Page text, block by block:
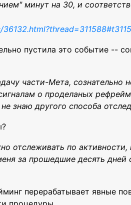
минут на 30, и
пустила это событие --
части-Мета,
о проделаных
знаю другого способа
отслеживать по
за прошедшие десять дней
перерабатывает явные